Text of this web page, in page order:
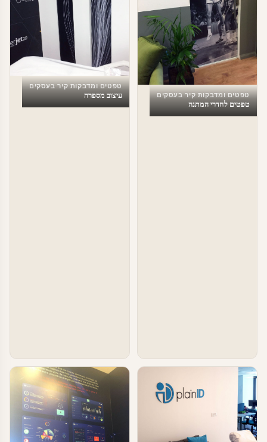
טפטים ומדבקות קיר בעסקים
טפטים לחדרי המתנה
טפטים ומדבקות קיר בעסקים
עיצוב מספרה